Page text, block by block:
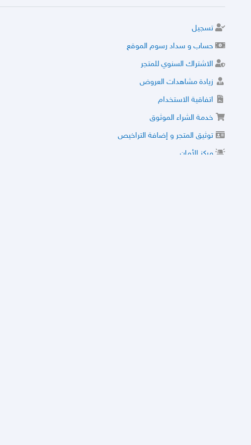
تسجيل
حساب و سداد رسوم الموقع
الاشتراك السنوي للمتجر
زيادة مشاهدات العروض
اتفاقية الاستخدام
خدمة الشراء الموثوق
توثيق المتجر و إضافة التراخيص
مركز الأمان